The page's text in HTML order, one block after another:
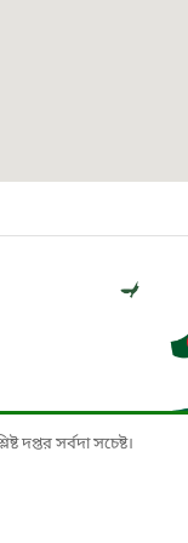
বোর্ড হটলাইন
দপ্তর সর্বদা সচেষ্ট।